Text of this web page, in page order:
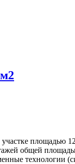
площадью
общей
технологии